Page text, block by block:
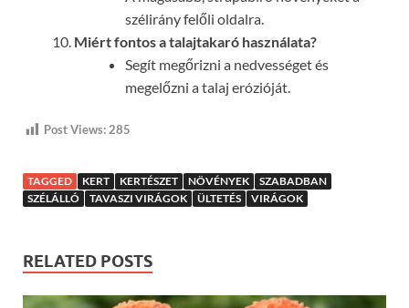
szélirány felőli oldalra.
Miért fontos a talajtakaró használata?
Segít megőrizni a nedvességet és
megelőzni a talaj erózióját.
Post Views: 285
TAGGED KERT KERTÉSZET NÖVÉNYEK
SZABADBAN
SZÉLÁLLÓ
TAVASZI VIRÁGOK ÜLTETÉS VIRÁGOK
RELATED POSTS